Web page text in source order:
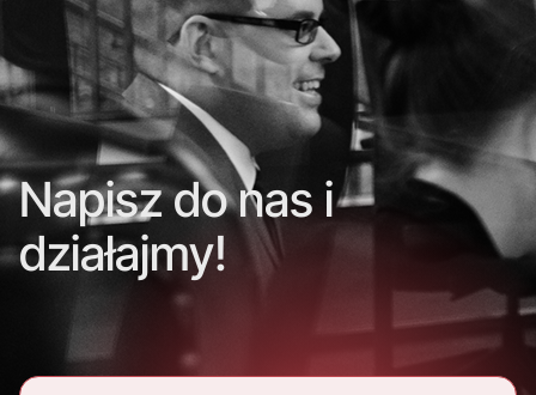
Napisz do nas i
działajmy!